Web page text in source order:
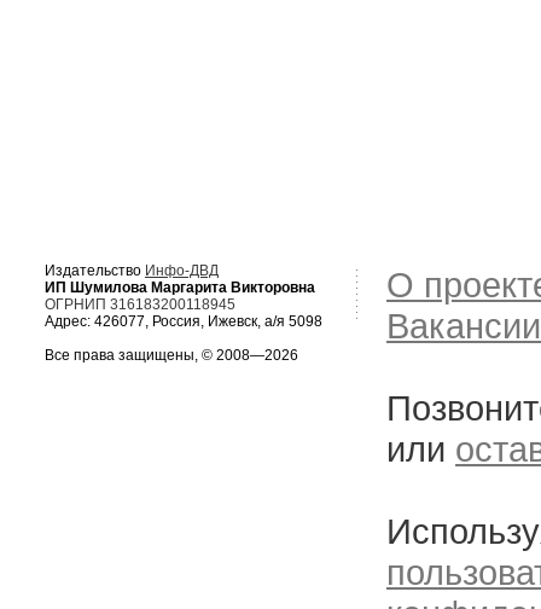
Издательство Инфо-ДВД
ИП Шумилова Маргарита Викторовна
ОГРНИП 316183200118945
Адрес: 426077, Россия, Ижевск, а/я 5098
Все права защищены, © 2008—2026
О
Вакансии
или